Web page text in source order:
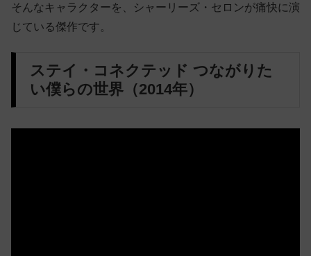
そんなキャラクターを、シャーリーズ・セロンが痛快に演
じている傑作です。
ステイ・コネクテッド つながりた
い僕らの世界（2014年）